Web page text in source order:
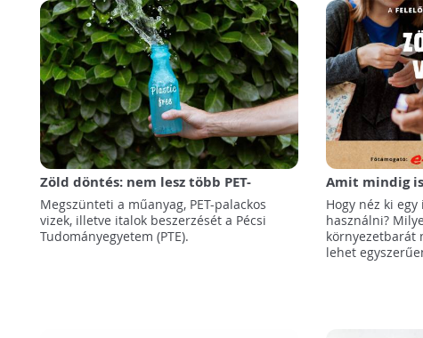
Zöld döntés: nem lesz több PET-
palackos üdítő a pécsi egyetemen
Megszünteti a műanyag, PET-palackos
vizek, illetve italok beszerzését a Pécsi
Tudományegyetem (PTE).
Amit mindig
zöld
megkérdezni
Vására!
Hogy néz ki
használni?
környezetbarát
lehet